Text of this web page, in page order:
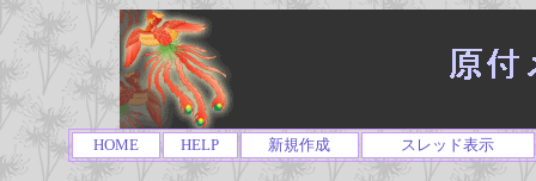
HOME HELP 新規作成 スレッド表示